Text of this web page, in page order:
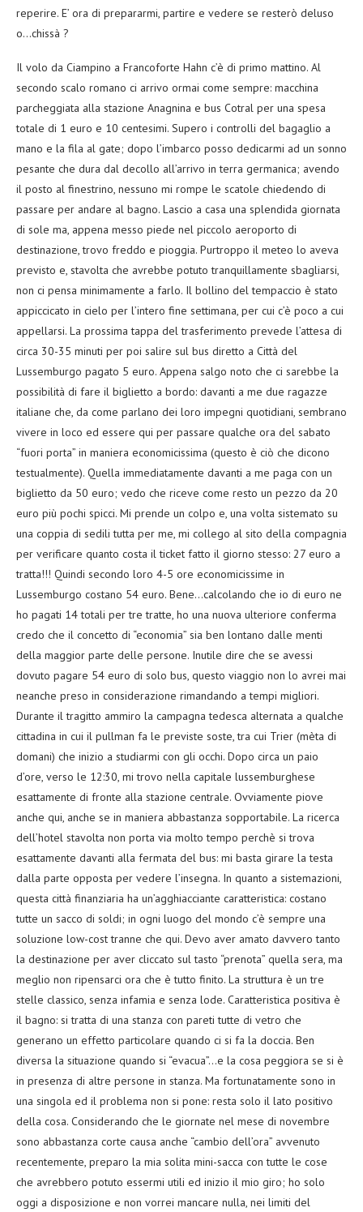
reperire. E’ ora di prepararmi, partire e vedere se resterò deluso
o…chissà ?
Il volo da Ciampino a Francoforte Hahn c’è di primo mattino. Al
secondo scalo romano ci arrivo ormai come sempre: macchina
parcheggiata alla stazione Anagnina e bus Cotral per una spesa
totale di 1 euro e 10 centesimi. Supero i controlli del bagaglio a
mano e la fila al gate; dopo l’imbarco posso dedicarmi ad un sonno
pesante che dura dal decollo all’arrivo in terra germanica; avendo
il posto al finestrino, nessuno mi rompe le scatole chiedendo di
passare per andare al bagno. Lascio a casa una splendida giornata
di sole ma, appena messo piede nel piccolo aeroporto di
destinazione, trovo freddo e pioggia. Purtroppo il meteo lo aveva
previsto e, stavolta che avrebbe potuto tranquillamente sbagliarsi,
non ci pensa minimamente a farlo. Il bollino del tempaccio è stato
appiccicato in cielo per l’intero fine settimana, per cui c’è poco a cui
appellarsi. La prossima tappa del trasferimento prevede l’attesa di
circa 30-35 minuti per poi salire sul bus diretto a Città del
Lussemburgo pagato 5 euro. Appena salgo noto che ci sarebbe la
possibilità di fare il biglietto a bordo: davanti a me due ragazze
italiane che, da come parlano dei loro impegni quotidiani, sembrano
vivere in loco ed essere qui per passare qualche ora del sabato
“fuori porta” in maniera economicissima (questo è ciò che dicono
testualmente). Quella immediatamente davanti a me paga con un
biglietto da 50 euro; vedo che riceve come resto un pezzo da 20
euro più pochi spicci. Mi prende un colpo e, una volta sistemato su
una coppia di sedili tutta per me, mi collego al sito della compagnia
per verificare quanto costa il ticket fatto il giorno stesso: 27 euro a
tratta!!! Quindi secondo loro 4-5 ore economicissime in
Lussemburgo costano 54 euro. Bene…calcolando che io di euro ne
ho pagati 14 totali per tre tratte, ho una nuova ulteriore conferma
credo che il concetto di “economia” sia ben lontano dalle menti
della maggior parte delle persone. Inutile dire che se avessi
dovuto pagare 54 euro di solo bus, questo viaggio non lo avrei mai
neanche preso in considerazione rimandando a tempi migliori.
Durante il tragitto ammiro la campagna tedesca alternata a qualche
cittadina in cui il pullman fa le previste soste, tra cui Trier (mèta di
domani) che inizio a studiarmi con gli occhi. Dopo circa un paio
d’ore, verso le 12:30, mi trovo nella capitale lussemburghese
esattamente di fronte alla stazione centrale. Ovviamente piove
anche qui, anche se in maniera abbastanza sopportabile. La ricerca
dell’hotel stavolta non porta via molto tempo perchè si trova
esattamente davanti alla fermata del bus: mi basta girare la testa
dalla parte opposta per vedere l’insegna. In quanto a sistemazioni,
questa città finanziaria ha un’agghiacciante caratteristica: costano
tutte un sacco di soldi; in ogni luogo del mondo c’è sempre una
soluzione low-cost tranne che qui. Devo aver amato davvero tanto
la destinazione per aver cliccato sul tasto “prenota” quella sera, ma
meglio non ripensarci ora che è tutto finito. La struttura è un tre
stelle classico, senza infamia e senza lode. Caratteristica positiva è
il bagno: si tratta di una stanza con pareti tutte di vetro che
generano un effetto particolare quando ci si fa la doccia. Ben
diversa la situazione quando si “evacua”…e la cosa peggiora se si è
in presenza di altre persone in stanza. Ma fortunatamente sono in
una singola ed il problema non si pone: resta solo il lato positivo
della cosa. Considerando che le giornate nel mese di novembre
sono abbastanza corte causa anche “cambio dell’ora” avvenuto
recentemente, preparo la mia solita mini-sacca con tutte le cose
che avrebbero potuto essermi utili ed inizio il mio giro; ho solo
oggi a disposizione e non vorrei mancare nulla, nei limiti del